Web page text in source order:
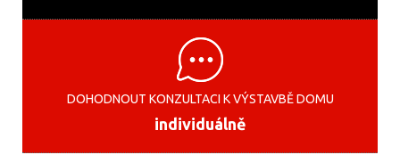
DOHODNOUT KONZULTACI K VÝSTAVBĚ DOMU
individuálně